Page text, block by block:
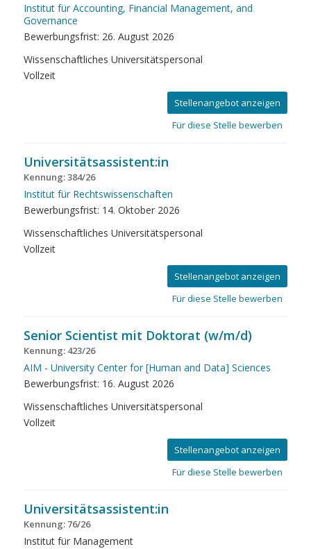
Institut für Accounting, Financial Management, and
Governance
Bewerbungsfrist: 26. August 2026
Wissenschaftliches Universitätspersonal
Vollzeit
Stellenangebot anzeigen
Für diese Stelle bewerben
Universitätsassistent:in
Kennung: 384/26
Institut für Rechtswissenschaften
Bewerbungsfrist: 14. Oktober 2026
Wissenschaftliches Universitätspersonal
Vollzeit
Stellenangebot anzeigen
Für diese Stelle bewerben
Senior Scientist mit Doktorat (w/m/d)
Kennung: 423/26
AIM - University Center for [Human and Data] Sciences
Bewerbungsfrist: 16. August 2026
Wissenschaftliches Universitätspersonal
Vollzeit
Stellenangebot anzeigen
Für diese Stelle bewerben
Universitätsassistent:in
Kennung: 76/26
Institut für Management